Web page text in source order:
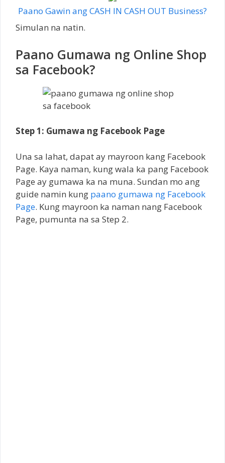
Paano Gawin ang CASH IN CASH OUT Business?
Simulan na natin.
Paano Gumawa ng Online Shop
sa Facebook?
Step 1: Gumawa ng Facebook Page
Una sa lahat, dapat ay mayroon kang Facebook
Page. Kaya naman, kung wala ka pang Facebook
Page ay gumawa ka na muna. Sundan mo ang
guide namin kung paano gumawa ng Facebook
Page. Kung mayroon ka naman nang Facebook
Page, pumunta na sa Step 2.